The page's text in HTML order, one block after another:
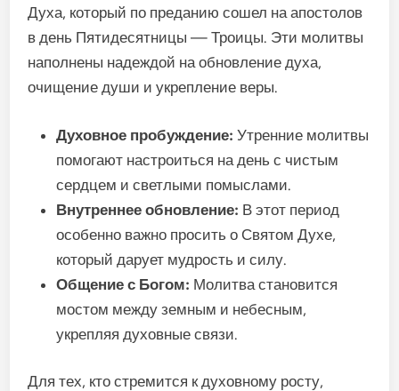
Духа, который по преданию сошел на апостолов
в день Пятидесятницы — Троицы. Эти молитвы
наполнены надеждой на обновление духа,
очищение души и укрепление веры.
Духовное пробуждение: Утренние молитвы
помогают настроиться на день с чистым
сердцем и светлыми помыслами.
Внутреннее обновление: В этот период
особенно важно просить о Святом Духе,
который дарует мудрость и силу.
Общение с Богом: Молитва становится
мостом между земным и небесным,
укрепляя духовные связи.
Для тех, кто стремится к духовному росту,